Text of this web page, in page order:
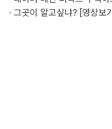
· 그곳이 알고싶냐? [영상보